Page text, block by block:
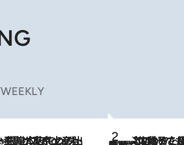
WEEKLY
2026.8.5
【阿川佐和子さんの年とる力】なぜ70代で始めた趣味は“こんなに楽しい”のか？ ピアノ、俳句…スランプに陥っても続けられる“ある秘訣”とは